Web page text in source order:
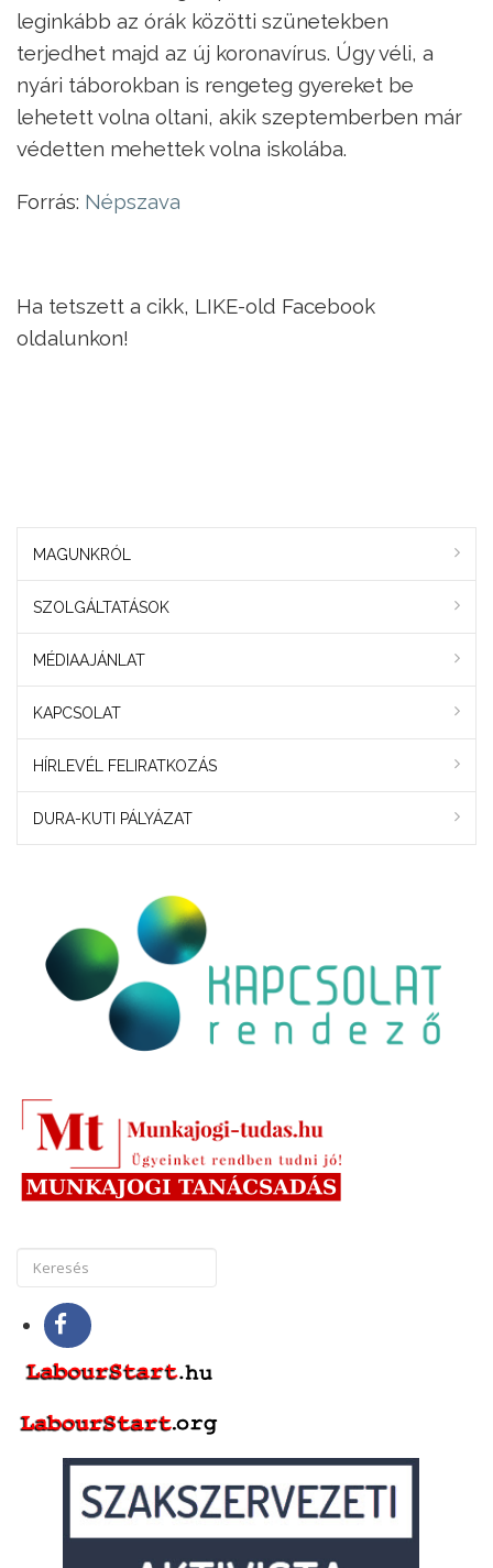
leginkább az órák közötti szünetekben
terjedhet majd az új koronavírus. Úgy véli, a
nyári táborokban is rengeteg gyereket be
lehetett volna oltani, akik szeptemberben már
védetten mehettek volna iskolába.
Forrás: Népszava
Ha tetszett a cikk, LIKE-old Facebook
oldalunkon!
MAGUNKRÓL
SZOLGÁLTATÁSOK
MÉDIAAJÁNLAT
KAPCSOLAT
HÍRLEVÉL FELIRATKOZÁS
DURA-KUTI PÁLYÁZAT